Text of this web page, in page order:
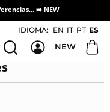
➡️ NEW
/ Registro Distribuidores
IDIOMA: EN IT PT ES
NEW